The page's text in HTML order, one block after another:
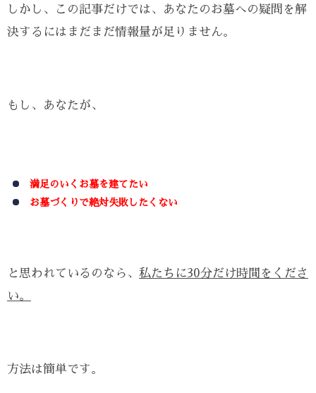
しかし、この記事だけでは、あなたのお墓への疑問を解
決するにはまだまだ情報量が足りません。
もし、あなたが、
満足のいくお墓を建てたい
お墓づくりで絶対失敗したくない
と思われているのなら、 私たちに30分だけ時間をくださ
い。
方法は簡単です。